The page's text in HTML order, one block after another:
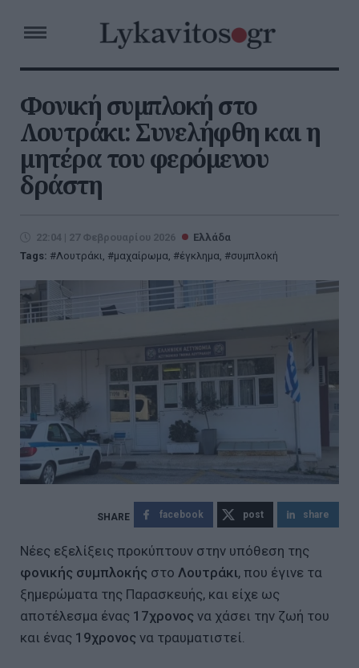
Φονική συμπλοκή στο
Λουτράκι: Συνελήφθη και η
μητέρα του φερόμενου
δράστη
22:04 | 27 Φεβρουαρίου 2026
Ελλάδα
Tags:
Λουτράκι, μαχαίρωμα, έγκλημα, συμπλοκή
facebook post share
Νέες εξελίξεις προκύπτουν στην υπόθεση της
φονικής συμπλοκής στο Λουτράκι, που έγινε τα
ξημερώματα της Παρασκευής, και είχε ως
αποτέλεσμα ένας 17χρονος να χάσει την ζωή του
και ένας 19χρονος να τραυματιστεί.